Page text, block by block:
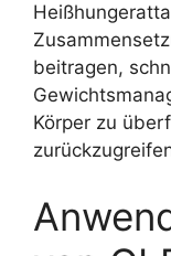
beitragen,
Körper zu